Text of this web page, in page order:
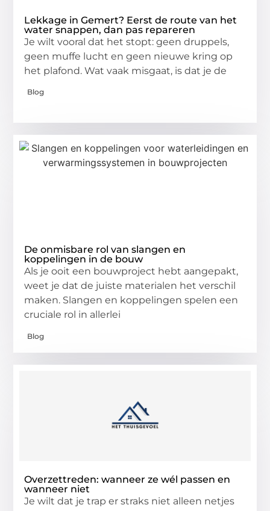
Lekkage in Gemert? Eerst de route van het
water snappen, dan pas repareren
Je wilt vooral dat het stopt: geen druppels,
geen muffe lucht en geen nieuwe kring op
het plafond. Wat vaak misgaat, is dat je de
Blog
De onmisbare rol van slangen en
koppelingen in de bouw
Als je ooit een bouwproject hebt aangepakt,
weet je dat de juiste materialen het verschil
maken. Slangen en koppelingen spelen een
cruciale rol in allerlei
Blog
Overzettreden: wanneer ze wél passen en
wanneer niet
Je wilt dat je trap er straks niet alleen netjes